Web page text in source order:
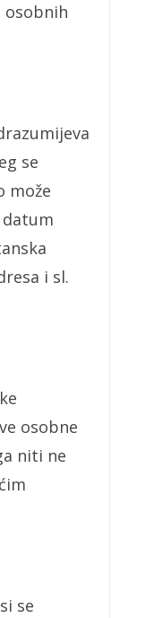
osobnih
se
može
i sl.
osobne
niti ne
se